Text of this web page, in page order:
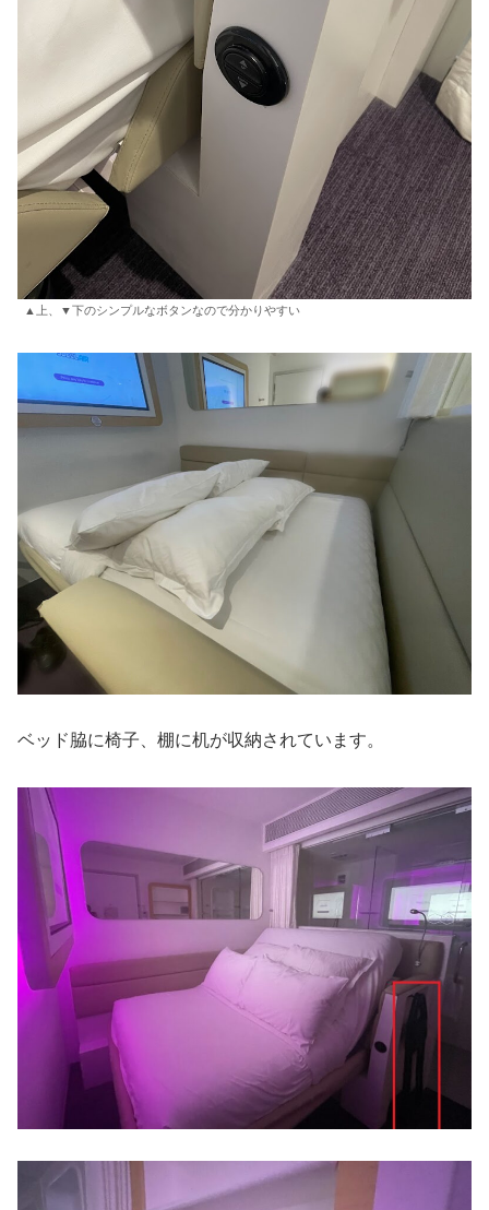
▲上、▼下のシンプルなボタンなので分かりやすい
ベッド脇に椅子、棚に机が収納されています。